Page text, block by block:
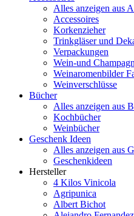
Alles anzeigen aus
Accessoires
Korkenzieher
Trinkgläser und
Verpackungen
Wein-und
Weinaromenbilder
Weinverschlüsse
Bücher
Alles anzeigen aus
Kochbücher
Weinbücher
Geschenk Ideen
Alles anzeigen aus
Geschenkideen
Hersteller
4 Kilos Vinicola
Agripunica
Albert Bichot